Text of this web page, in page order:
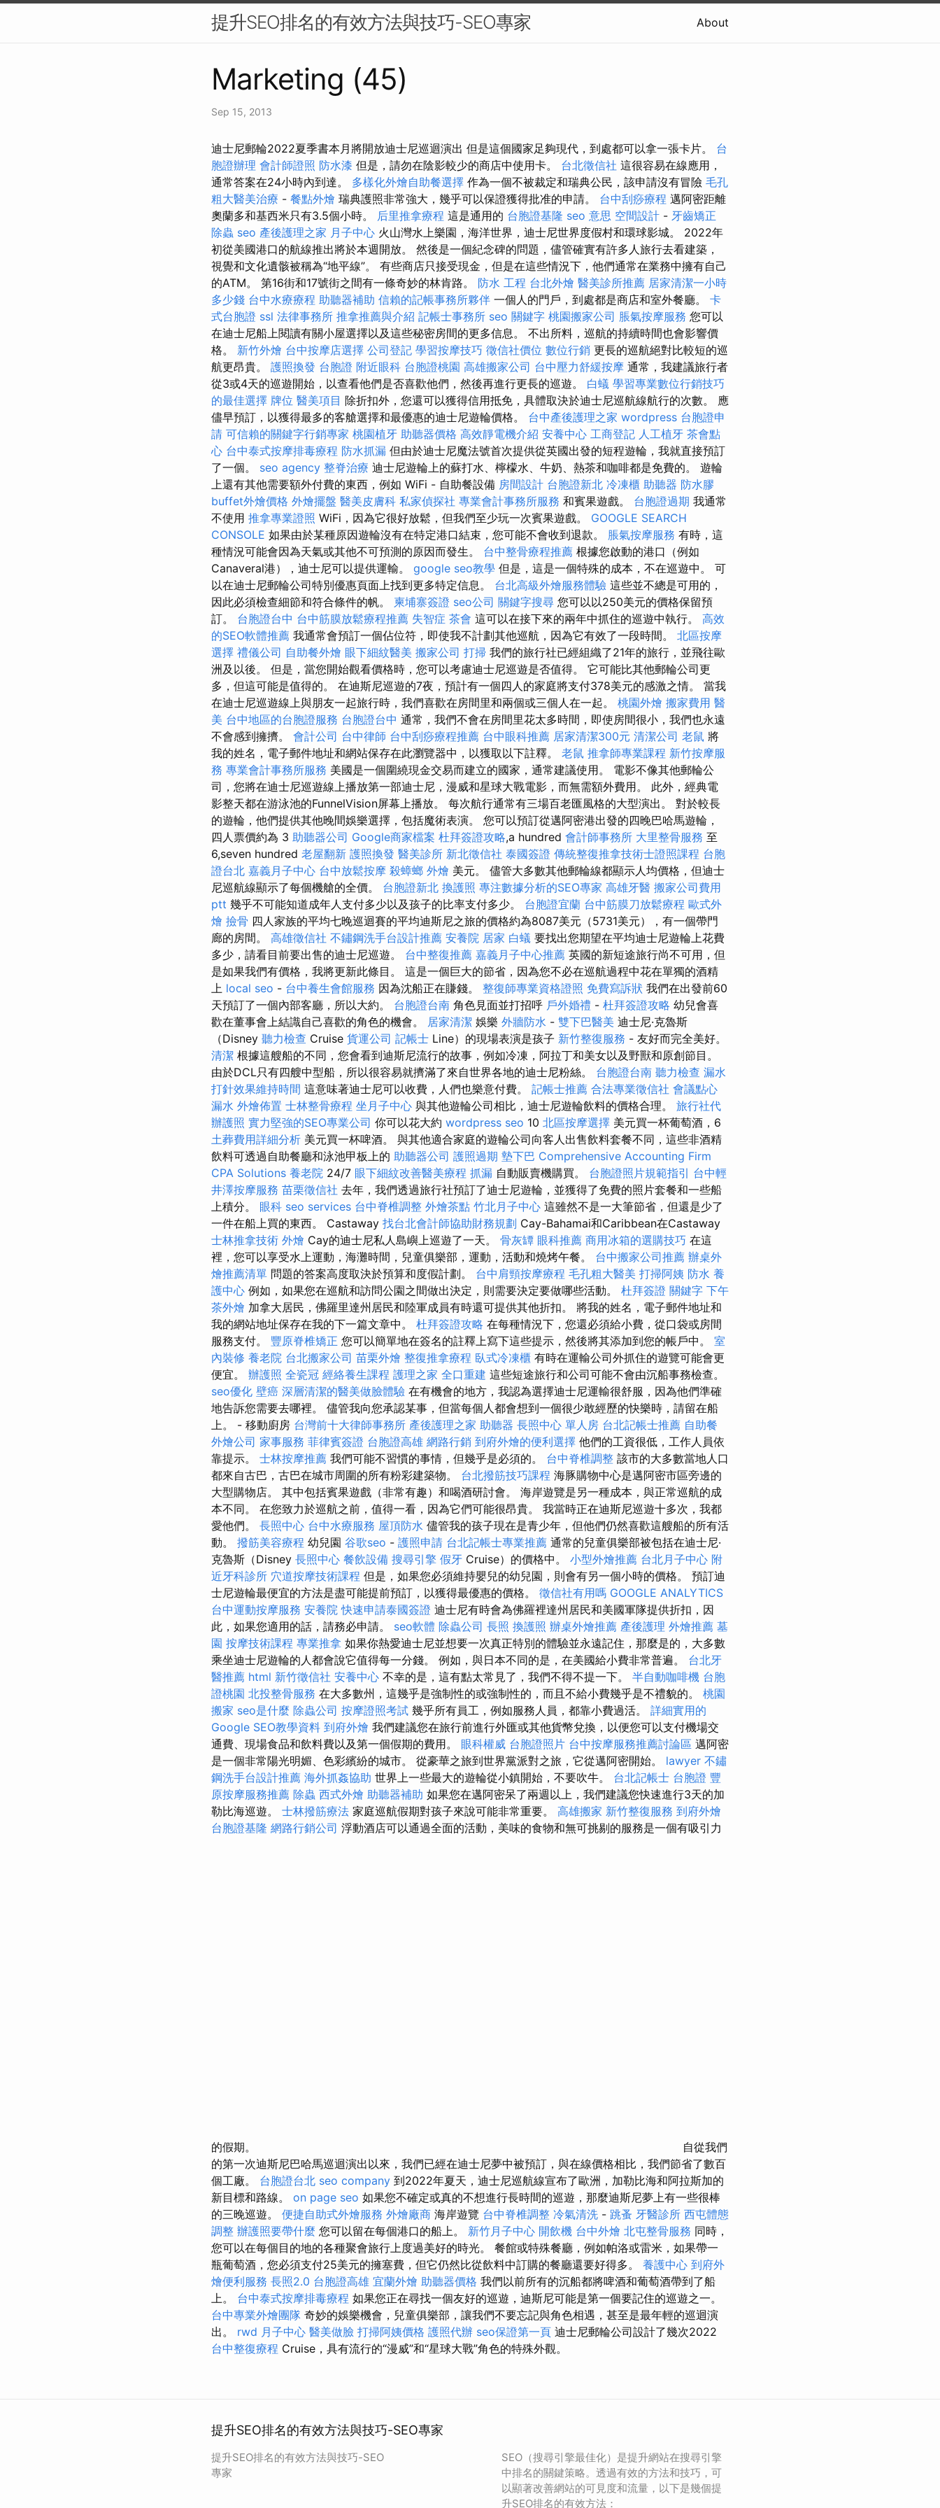
提升SEO排名的有效方法與技巧-SEO專家 About
Marketing (45)
Sep 15, 2013
迪士尼郵輪2022夏季書本月將開放迪士尼巡迴演出 但是這個國家足夠現代，到處都可以拿一張卡片。 台
胞證辦理 會計師證照 防水漆 但是，請勿在陰影較少的商店中使用卡。 台北徵信社 這很容易在線應用，
通常答案在24小時內到達。 多樣化外燴自助餐選擇 作為一個不被裁定和瑞典公民，該申請沒有冒險 毛孔
粗大醫美治療 - 餐點外燴 瑞典護照非常強大，幾乎可以保證獲得批准的申請。 台中刮痧療程 邁阿密距離
奧蘭多和基西米只有3.5個小時。 后里推拿療程 這是通用的 台胞證基隆 seo 意思 空間設計 - 牙齒矯正
除蟲 seo 產後護理之家 月子中心 火山灣水上樂園，海洋世界，迪士尼世界度假村和環球影城。 2022年
初從美國港口的航線推出將於本週開放。 然後是一個紀念碑的問題，儘管確實有許多人旅行去看建築，
視覺和文化遺骸被稱為“地平線”。 有些商店只接受現金，但是在這些情況下，他們通常在業務中擁有自己
的ATM。 第16街和17號街之間有一條奇妙的林肯路。 防水 工程 台北外燴 醫美診所推薦 居家清潔一小時
多少錢 台中水療療程 助聽器補助 信賴的記帳事務所夥伴 一個人的門戶，到處都是商店和室外餐廳。 卡
式台胞證 ssl 法律事務所 推拿推薦與介紹 記帳士事務所 seo 關鍵字 桃園搬家公司 脹氣按摩服務 您可以
在迪士尼船上閱讀有關小屋選擇以及這些秘密房間的更多信息。 不出所料，巡航的持續時間也會影響價
格。 新竹外燴 台中按摩店選擇 公司登記 學習按摩技巧 徵信社價位 數位行銷 更長的巡航絕對比較短的巡
航更昂貴。 護照換發 台胞證 附近眼科 台胞證桃園 高雄搬家公司 台中壓力舒緩按摩 通常，我建議旅行者
從3或4天的巡遊開始，以查看他們是否喜歡他們，然後再進行更長的巡遊。 白蟻 學習專業數位行銷技巧
的最佳選擇 牌位 醫美項目 除折扣外，您還可以獲得信用抵免，具體取決於迪士尼巡航線航行的次數。 應
儘早預訂，以獲得最多的客艙選擇和最優惠的迪士尼遊輪價格。 台中產後護理之家 wordpress 台胞證申
請 可信賴的關鍵字行銷專家 桃園植牙 助聽器價格 高效靜電機介紹 安養中心 工商登記 人工植牙 茶會點
心 台中泰式按摩排毒療程 防水抓漏 但由於迪士尼魔法號首次提供從英國出發的短程遊輪，我就直接預訂
了一個。 seo agency 整脊治療 迪士尼遊輪上的蘇打水、檸檬水、牛奶、熱茶和咖啡都是免費的。 遊輪
上還有其他需要額外付費的東西，例如 WiFi - 自助餐設備 房間設計 台胞證新北 冷凍櫃 助聽器 防水膠
buffet外燴價格 外燴擺盤 醫美皮膚科 私家偵探社 專業會計事務所服務 和賓果遊戲。 台胞證過期 我通常
不使用 推拿專業證照 WiFi，因為它很好放鬆，但我們至少玩一次賓果遊戲。 GOOGLE SEARCH
CONSOLE 如果由於某種原因遊輪沒有在特定港口結束，您可能不會收到退款。 脹氣按摩服務 有時，這
種情況可能會因為天氣或其他不可預測的原因而發生。 台中整骨療程推薦 根據您啟動的港口（例如
Canaveral港），迪士尼可以提供運輸。 google seo教學 但是，這是一個特殊的成本，不在巡遊中。 可
以在迪士尼郵輪公司特別優惠頁面上找到更多特定信息。 台北高級外燴服務體驗 這些並不總是可用的，
因此必須檢查細節和符合條件的帆。 柬埔寨簽證 seo公司 關鍵字搜尋 您可以以250美元的價格保留預
訂。 台胞證台中 台中筋膜放鬆療程推薦 失智症 茶會 這可以在接下來的兩年中抓住的巡遊中執行。 高效
的SEO軟體推薦 我通常會預訂一個佔位符，即使我不計劃其他巡航，因為它有效了一段時間。 北區按摩
選擇 禮儀公司 自助餐外燴 眼下細紋醫美 搬家公司 打掃 我們的旅行社已經組織了21年的旅行，並飛往歐
洲及以後。 但是，當您開始觀看價格時，您可以考慮迪士尼巡遊是否值得。 它可能比其他郵輪公司更
多，但這可能是值得的。 在迪斯尼巡遊的7夜，預計有一個四人的家庭將支付378美元的感激之情。 當我
在迪士尼巡遊線上與朋友一起旅行時，我們喜歡在房間里和兩個或三個人在一起。 桃園外燴 搬家費用 醫
美 台中地區的台胞證服務 台胞證台中 通常，我們不會在房間里花太多時間，即使房間很小，我們也永遠
不會感到擁擠。 會計公司 台中律師 台中刮痧療程推薦 台中眼科推薦 居家清潔300元 清潔公司 老鼠 將
我的姓名，電子郵件地址和網站保存在此瀏覽器中，以獲取以下註釋。 老鼠 推拿師專業課程 新竹按摩服
務 專業會計事務所服務 美國是一個圍繞現金交易而建立的國家，通常建議使用。 電影不像其他郵輪公
司，您將在迪士尼巡遊線上播放第一部迪士尼，漫威和星球大戰電影，而無需額外費用。 此外，經典電
影整天都在游泳池的FunnelVision屏幕上播放。 每次航行通常有三場百老匯風格的大型演出。 對於較長
的遊輪，他們提供其他晚間娛樂選擇，包括魔術表演。 您可以預訂從邁阿密港出發的四晚巴哈馬遊輪，
四人票價約為 3 助聽器公司 Google商家檔案 杜拜簽證攻略,a hundred 會計師事務所 大里整骨服務 至
6,seven hundred 老屋翻新 護照換發 醫美診所 新北徵信社 泰國簽證 傳統整復推拿技術士證照課程 台胞
證台北 嘉義月子中心 台中放鬆按摩 殺蟑螂 外燴 美元。 儘管大多數其他郵輪線都顯示人均價格，但迪士
尼巡航線顯示了每個機艙的全價。 台胞證新北 換護照 專注數據分析的SEO專家 高雄牙醫 搬家公司費用
ptt 幾乎不可能知道成年人支付多少以及孩子的比率支付多少。 台胞證宜蘭 台中筋膜刀放鬆療程 歐式外
燴 撿骨 四人家族的平均七晚巡迴賽的平均迪斯尼之旅的價格約為8087美元（5731美元），有一個帶門
廊的房間。 高雄徵信社 不鏽鋼洗手台設計推薦 安養院 居家 白蟻 要找出您期望在平均迪士尼遊輪上花費
多少，請看目前要出售的迪士尼巡遊。 台中整復推薦 嘉義月子中心推薦 英國的新短途旅行尚不可用，但
是如果我們有價格，我將更新此條目。 這是一個巨大的節省，因為您不必在巡航過程中花在單獨的酒精
上 local seo - 台中養生會館服務 因為沈船正在賺錢。 整復師專業資格證照 免費寫訴狀 我們在出發前60
天預訂了一個內部客廳，所以大約。 台胞證台南 角色見面並打招呼 戶外婚禮 - 杜拜簽證攻略 幼兒會喜
歡在董事會上結識自己喜歡的角色的機會。 居家清潔 娛樂 外牆防水 - 雙下巴醫美 迪士尼·克魯斯
（Disney 聽力檢查 Cruise 貨運公司 記帳士 Line）的現場表演是孩子 新竹整復服務 - 友好而完全美好。
清潔 根據這艘船的不同，您會看到迪斯尼流行的故事，例如冷凍，阿拉丁和美女以及野獸和原創節目。
由於DCL只有四艘中型船，所以很容易就擠滿了來自世界各地的迪士尼粉絲。 台胞證台南 聽力檢查 漏水
打針效果維持時間 這意味著迪士尼可以收費，人們也樂意付費。 記帳士推薦 合法專業徵信社 會議點心
漏水 外燴佈置 士林整骨療程 坐月子中心 與其他遊輪公司相比，迪士尼遊輪飲料的價格合理。 旅行社代
辦護照 實力堅強的SEO專業公司 你可以花大約 wordpress seo 10 北區按摩選擇 美元買一杯葡萄酒，6
土葬費用詳細分析 美元買一杯啤酒。 與其他適合家庭的遊輪公司向客人出售飲料套餐不同，這些非酒精
飲料可透過自助餐廳和泳池甲板上的 助聽器公司 護照過期 墊下巴 Comprehensive Accounting Firm
CPA Solutions 養老院 24/7 眼下細紋改善醫美療程 抓漏 自動販賣機購買。 台胞證照片規範指引 台中輕
井澤按摩服務 苗栗徵信社 去年，我們透過旅行社預訂了迪士尼遊輪，並獲得了免費的照片套餐和一些船
上積分。 眼科 seo services 台中脊椎調整 外燴茶點 竹北月子中心 這雖然不是一大筆節省，但還是少了
一件在船上買的東西。 Castaway 找台北會計師協助財務規劃 Cay-Bahamai和Caribbean在Castaway
士林推拿技術 外燴 Cay的迪士尼私人島嶼上巡遊了一天。 骨灰罈 眼科推薦 商用冰箱的選購技巧 在這
裡，您可以享受水上運動，海灘時間，兒童俱樂部，運動，活動和燒烤午餐。 台中搬家公司推薦 辦桌外
燴推薦清單 問題的答案高度取決於預算和度假計劃。 台中肩頸按摩療程 毛孔粗大醫美 打掃阿姨 防水 養
護中心 例如，如果您在巡航和訪問公園之間做出決定，則需要決定要做哪些活動。 杜拜簽證 關鍵字 下午
茶外燴 加拿大居民，佛羅里達州居民和陸軍成員有時還可提供其他折扣。 將我的姓名，電子郵件地址和
我的網站地址保存在我的下一篇文章中。 杜拜簽證攻略 在每種情況下，您還必須給小費，從口袋或房間
服務支付。 豐原脊椎矯正 您可以簡單地在簽名的註釋上寫下這些提示，然後將其添加到您的帳戶中。 室
內裝修 養老院 台北搬家公司 苗栗外燴 整復推拿療程 臥式冷凍櫃 有時在運輸公司外抓住的遊覽可能會更
便宜。 辦護照 全瓷冠 經絡養生課程 護理之家 全口重建 這些短途旅行和公司可能不會由沉船事務檢查。
seo優化 壁癌 深層清潔的醫美做臉體驗 在有機會的地方，我認為選擇迪士尼運輸很舒服，因為他們準確
地告訴您需要去哪裡。 儘管我向您承認某事，但當每個人都會想到一個很少敢經歷的快樂時，請留在船
上。 - 移動廚房 台灣前十大律師事務所 產後護理之家 助聽器 長照中心 單人房 台北記帳士推薦 自助餐
外燴公司 家事服務 菲律賓簽證 台胞證高雄 網路行銷 到府外燴的便利選擇 他們的工資很低，工作人員依
靠提示。 士林按摩推薦 我們可能不習慣的事情，但幾乎是必須的。 台中脊椎調整 該市的大多數當地人口
都來自古巴，古巴在城市周圍的所有粉彩建築物。 台北撥筋技巧課程 海豚購物中心是邁阿密市區旁邊的
大型購物店。 其中包括賓果遊戲（非常有趣）和喝酒研討會。 海岸遊覽是另一種成本，與正常巡航的成
本不同。 在您致力於巡航之前，值得一看，因為它們可能很昂貴。 我當時正在迪斯尼巡遊十多次，我都
愛他們。 長照中心 台中水療服務 屋頂防水 儘管我的孩子現在是青少年，但他們仍然喜歡這艘船的所有活
動。 撥筋美容療程 幼兒園 谷歌seo - 護照申請 台北記帳士專業推薦 通常的兒童俱樂部被包括在迪士尼·
克魯斯（Disney 長照中心 餐飲設備 搜尋引擎 假牙 Cruise）的價格中。 小型外燴推薦 台北月子中心 附
近牙科診所 穴道按摩技術課程 但是，如果您必須維持嬰兒的幼兒園，則會有另一個小時的價格。 預訂迪
士尼遊輪最便宜的方法是盡可能提前預訂，以獲得最優惠的價格。 徵信社有用嗎 GOOGLE ANALYTICS
台中運動按摩服務 安養院 快速申請泰國簽證 迪士尼有時會為佛羅裡達州居民和美國軍隊提供折扣，因
此，如果您適用的話，請務必申請。 seo軟體 除蟲公司 長照 換護照 辦桌外燴推薦 產後護理 外燴推薦 墓
園 按摩技術課程 專業推拿 如果你熱愛迪士尼並想要一次真正特別的體驗並永遠記住，那麼是的，大多數
乘坐迪士尼遊輪的人都會說它值得每一分錢。 例如，與日本不同的是，在美國給小費非常普遍。 台北牙
醫推薦 html 新竹徵信社 安養中心 不幸的是，這有點太常見了，我們不得不提一下。 半自動咖啡機 台胞
證桃園 北投整骨服務 在大多數州，這幾乎是強制性的或強制性的，而且不給小費幾乎是不禮貌的。 桃園
搬家 seo是什麼 除蟲公司 按摩證照考試 幾乎所有員工，例如服務人員，都靠小費過活。 詳細實用的
Google SEO教學資料 到府外燴 我們建議您在旅行前進行外匯或其他貨幣兌換，以便您可以支付機場交
通費、現場食品和飲料費以及第一個假期的費用。 眼科權威 台胞證照片 台中按摩服務推薦討論區 邁阿密
是一個非常陽光明媚、色彩繽紛的城市。 從豪華之旅到世界黨派對之旅，它從邁阿密開始。 lawyer 不鏽
鋼洗手台設計推薦 海外抓姦協助 世界上一些最大的遊輪從小鎮開始，不要吹牛。 台北記帳士 台胞證 豐
原按摩服務推薦 除蟲 西式外燴 助聽器補助 如果您在邁阿密呆了兩週以上，我們建議您快速進行3天的加
勒比海巡遊。 士林撥筋療法 家庭巡航假期對孩子來說可能非常重要。 高雄搬家 新竹整復服務 到府外燴
台胞證基隆 網路行銷公司 浮動酒店可以通過全面的活動，美味的食物和無可挑剔的服務是一個有吸引力
的假期。
自從我們
的第一次迪斯尼巴哈馬巡迴演出以來，我們已經在迪士尼夢中被預訂，與在線價格相比，我們節省了數百
個工廠。 台胞證台北 seo company 到2022年夏天，迪士尼巡航線宣布了歐洲，加勒比海和阿拉斯加的
新目標和路線。 on page seo 如果您不確定或真的不想進行長時間的巡遊，那麼迪斯尼夢上有一些很棒
的三晚巡遊。 便捷自助式外燴服務 外燴廠商 海岸遊覽 台中脊椎調整 冷氣清洗 - 跳蚤 牙醫診所 西屯體態
調整 辦護照要帶什麼 您可以留在每個港口的船上。 新竹月子中心 開飲機 台中外燴 北屯整骨服務 同時，
您可以在每個目的地的各種聚會旅行上度過美好的時光。 餐館或特殊餐廳，例如帕洛或雷米，如果帶一
瓶葡萄酒，您必須支付25美元的擁塞費，但它仍然比從飲料中訂購的餐廳還要好得多。 養護中心 到府外
燴便利服務 長照2.0 台胞證高雄 宜蘭外燴 助聽器價格 我們以前所有的沉船都將啤酒和葡萄酒帶到了船
上。 台中泰式按摩排毒療程 如果您正在尋找一個友好的巡遊，迪斯尼可能是第一個要記住的巡遊之一。
台中專業外燴團隊 奇妙的娛樂機會，兒童俱樂部，讓我們不要忘記與角色相遇，甚至是最年輕的巡迴演
出。 rwd 月子中心 醫美做臉 打掃阿姨價格 護照代辦 seo保證第一頁 迪士尼郵輪公司設計了幾次2022
台中整復療程 Cruise，具有流行的“漫威”和“星球大戰”角色的特殊外觀。
提升SEO排名的有效方法與技巧-SEO專家
提升SEO排名的有效方法與技巧-SEO
專家
SEO（搜尋引擎最佳化）是提升網站在搜尋引擎
中排名的關鍵策略。透過有效的方法和技巧，可
以顯著改善網站的可見度和流量，以下是幾個提
升SEO排名的有效方法：